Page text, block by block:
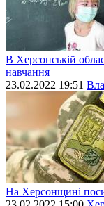
В Херсонській
навчання
23.02.2022 19:51
На Херсонщині